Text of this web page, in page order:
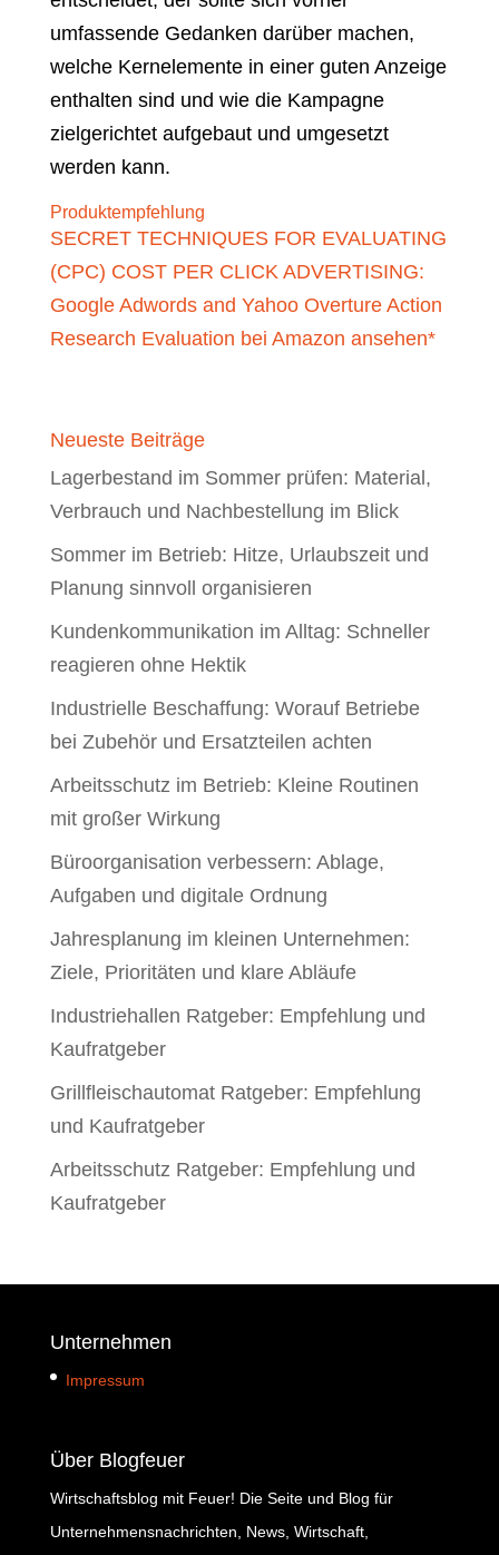
umfassende Gedanken darüber machen,
welche Kernelemente in einer guten Anzeige
enthalten sind und wie die Kampagne
zielgerichtet aufgebaut und umgesetzt
werden kann.
Produktempfehlung
SECRET TECHNIQUES FOR EVALUATING
(CPC) COST PER CLICK ADVERTISING:
Google Adwords and Yahoo Overture Action
Research Evaluation bei Amazon ansehen*
Neueste Beiträge
Lagerbestand im Sommer prüfen: Material,
Verbrauch und Nachbestellung im Blick
Sommer im Betrieb: Hitze, Urlaubszeit und
Planung sinnvoll organisieren
Kundenkommunikation im Alltag: Schneller
reagieren ohne Hektik
Industrielle Beschaffung: Worauf Betriebe
bei Zubehör und Ersatzteilen achten
Arbeitsschutz im Betrieb: Kleine Routinen
mit großer Wirkung
Büroorganisation verbessern: Ablage,
Aufgaben und digitale Ordnung
Jahresplanung im kleinen Unternehmen:
Ziele, Prioritäten und klare Abläufe
Industriehallen Ratgeber: Empfehlung und
Kaufratgeber
Grillfleischautomat Ratgeber: Empfehlung
und Kaufratgeber
Arbeitsschutz Ratgeber: Empfehlung und
Kaufratgeber
Unternehmen
Impressum
Über Blogfeuer
Wirtschaftsblog mit Feuer! Die Seite und Blog für
Unternehmensnachrichten, News, Wirtschaft,